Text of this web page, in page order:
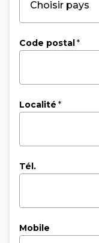
Code postal*
Localité *
Tél.
Mobile